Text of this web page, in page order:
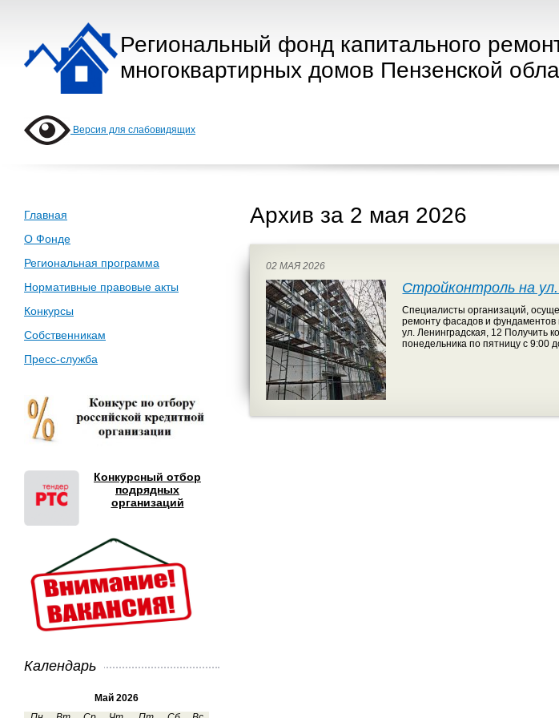
Региональный фонд капитального
многоквартирных домов Пензенской
Версия для слабовидящих
Главная
О Фонде
Региональная программа
Нормативные правовые акты
Конкурсы
Собственникам
Пресс-служба
Конкурсный отбор
подрядных
организаций
Календарь
Май 2026
Архив за 2 мая 2026
02 МАЯ 2026
Стройконтроль на
Специалисты организаций,
ремонту фасадов и фундаментов
ул. Ленинградская, 12 Получить
понедельника по пятницу с 9:00